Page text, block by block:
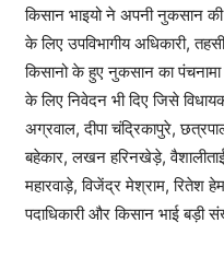
किसान भाइयो ने अपनी नुकसान की
के लिए उपविभागीय अधिकारी,
किसानो के हुए नुकसान का
के लिए निवेदन भी दिए जिसे
अग्रवाल, दीपा चंद्रिकापुरे,
बहेकार, लखन हरिनखेड़े,
महारवाड़े, विजेंद्र मेश्राम, रितेश
पदाधिकारी और किसान भाई बड़ी